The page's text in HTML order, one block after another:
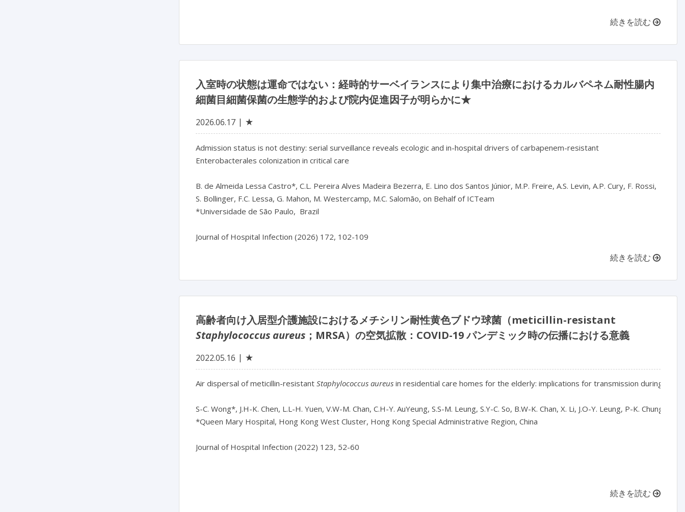
続きを読む
入室時の状態は運命ではない：経時的サーベイランスにより集中治療におけるカルバペネム耐性腸内
細菌目細菌保菌の生態学的および院内促進因子が明らかに★
2026.06.17 ★
Admission status is not destiny: serial surveillance reveals ecologic and in-hospital drivers of carbapenem-resistant
Enterobacterales colonization in critical care
B. de Almeida Lessa Castro*, C.L. Pereira Alves Madeira Bezerra, E. Lino dos Santos Júnior, M.P. Freire, A.S. Levin, A.P. Cury, F. Rossi,
S. Bollinger, F.C. Lessa, G. Mahon, M. Westercamp, M.C. Salomão, on Behalf of ICTeam
*Universidade de São Paulo,  Brazil
続きを読む
高齢者向け入居型介護施設におけるメチシリン耐性黄色ブドウ球菌（meticillin-resistant
Staphylococcus aureus ；MRSA）の空気拡散：COVID-19 パンデミック時の伝播における意義
2022.05.16 ★
Air dispersal of meticillin-resistant Staphylococcus aureus in residential care homes for the elderly: implications for transmission during the
S-C. Wong*, J.H-K. Chen, L.L-H. Yuen, V.W-M. Chan, C.H-Y. AuYeung, S.S-M. Leung, S.Y-C. So, B.W-K. Chan, X. Li, J.O-Y. Leung, P-K. Chung, P-
*Queen Mary Hospital, Hong Kong West Cluster, Hong Kong Special Administrative Region, China
Journal of Hospital Infection (2022) 123, 52-60
続きを読む